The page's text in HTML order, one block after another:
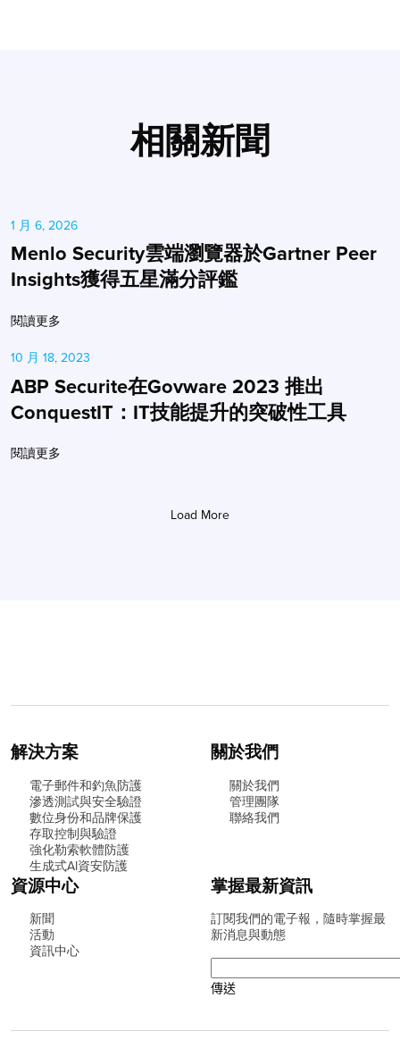
相關新聞
1 月 6, 2026
Menlo Security雲端瀏覽器於Gartner Peer
Insights獲得五星滿分評鑑
閱讀更多
10 月 18, 2023
ABP Securite在Govware 2023 推出
ConquestIT：IT技能提升的突破性工具
閱讀更多
Load More
解決方案
電子郵件和釣魚防護
滲透測試與安全驗證
數位身份和品牌保護
存取控制與驗證
強化勒索軟體防護
生成式AI資安防護
關於我們
關於我們
管理團隊
聯絡我們
資源中心
新聞
活動
資訊中心
掌握最新資訊
訂閱我們的電子報，隨時掌握最
新消息與動態